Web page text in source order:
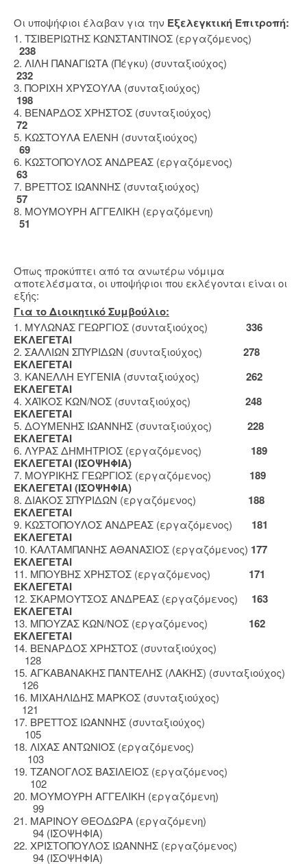
Οι υποψήφιοι έλαβαν για την Εξελεγκτική Επιτροπή:
1. ΤΣΙΒΕΡΙΩΤΗΣ ΚΩΝΣΤΑΝΤΙΝΟΣ (εργαζόμενος)
238
2. ΛΙΛΗ ΠΑΝΑΓΙΩΤΑ (Πέγκυ) (συνταξιούχος)
232
3. ΠΟΡΙΧΗ ΧΡΥΣΟΥΛΑ (συνταξιούχος)
198
4. ΒΕΝΑΡΔΟΣ ΧΡΗΣΤΟΣ (συνταξιούχος)
72
5. ΚΩΣΤΟΥΛΑ ΕΛΕΝΗ (συνταξιούχος)
69
6. ΚΩΣΤΟΠΟΥΛΟΣ ΑΝΔΡΕΑΣ (εργαζόμενος)
63
7. ΒΡΕΤΤΟΣ ΙΩΑΝΝΗΣ (συνταξιούχος)
57
8. ΜΟΥΜΟΥΡΗ ΑΓΓΕΛΙΚΗ (εργαζόμενη)
51
Όπως προκύπτει από τα ανωτέρω νόμιμα
αποτελέσματα, οι υποψήφιοι που εκλέγονται είναι οι
εξής:
Για το Διοικητικό Συμβούλιο:
1. ΜΥΛΩΝΑΣ ΓΕΩΡΓΙΟΣ (συνταξιούχος)
336
ΕΚΛΕΓΕΤΑΙ
2. ΣΑΛΛΙΩΝ ΣΠΥΡΙΔΩΝ (συνταξιούχος) 278
ΕΚΛΕΓΕΤΑΙ
3. ΚΑΝΕΛΛΗ ΕΥΓΕΝΙΑ (συνταξιούχος)
262
ΕΚΛΕΓΕΤΑΙ
4. ΧΑΪΚΟΣ ΚΩΝ/ΝΟΣ (συνταξιούχος) 248
ΕΚΛΕΓΕΤΑΙ
5. ΔΟΥΜΕΝΗΣ ΙΩΑΝΝΗΣ (συνταξιούχος) 228
ΕΚΛΕΓΕΤΑΙ
6. ΛΥΡΑΣ ΔΗΜΗΤΡΙΟΣ (εργαζόμενος) 189
ΕΚΛΕΓΕΤΑΙ (ΙΣΟΨΗΦΙΑ)
7. ΜΟΥΡΙΚΗΣ ΓΕΩΡΓΙΟΣ (εργαζόμενος)
189
ΕΚΛΕΓΕΤΑΙ (ΙΣΟΨΗΦΙΑ)
8. ΔΙΑΚΟΣ ΣΠΥΡΙΔΩΝ (εργαζόμενος) 188
ΕΚΛΕΓΕΤΑΙ
9. ΚΩΣΤΟΠΟΥΛΟΣ ΑΝΔΡΕΑΣ (εργαζόμενος) 181
ΕΚΛΕΓΕΤΑΙ
10. ΚΑΛΤΑΜΠΑΝΗΣ ΑΘΑΝΑΣΙΟΣ (εργαζόμενος) 177
ΕΚΛΕΓΕΤΑΙ
11. ΜΠΟΥΒΗΣ ΧΡΗΣΤΟΣ (εργαζόμενος) 171
ΕΚΛΕΓΕΤΑΙ
12. ΣΚΑΡΜΟΥΤΣΟΣ ΑΝΔΡΕΑΣ (εργαζόμενος) 163
ΕΚΛΕΓΕΤΑΙ
13. ΜΠΟΥΖΑΣ ΚΩΝ/ΝΟΣ (εργαζόμενος) 162
ΕΚΛΕΓΕΤΑΙ
14. ΒΕΝΑΡΔΟΣ ΧΡΗΣΤΟΣ (συνταξιούχος)
128
15. ΑΓΚΑΒΑΝΑΚΗΣ ΠΑΝΤΕΛΗΣ (ΛΑΚΗΣ) (συνταξιούχος)
126
16. ΜΙΧΑΗΛΙΔΗΣ ΜΑΡΚΟΣ (συνταξιούχος)
121
17. ΒΡΕΤΤΟΣ ΙΩΑΝΝΗΣ (συνταξιούχος)
105
18. ΛΙΧΑΣ ΑΝΤΩΝΙΟΣ (εργαζόμενος)
103
19. ΤΖΑΝΟΓΛΟΣ ΒΑΣΙΛΕΙΟΣ (εργαζόμενος)
102
20. ΜΟΥΜΟΥΡΗ ΑΓΓΕΛΙΚΗ (εργαζόμενη)
99
21. ΜΑΡΙΝΟΥ ΘΕΟΔΩΡΑ (εργαζόμενη)
94 (ΙΣΟΨΗΦΙΑ)
22. ΧΡΙΣΤΟΠΟΥΛΟΣ ΙΩΑΝΝΗΣ (εργαζόμενος)
94 (ΙΣΟΨΗΦΙΑ)